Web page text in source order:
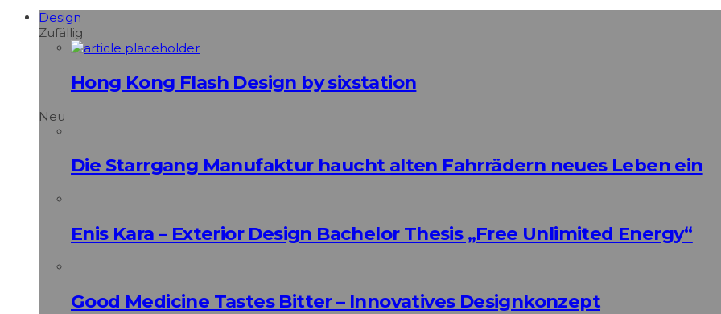
Design
Zufällig
Hong Kong Flash Design by sixstation
Neu
Die Starrgang Manufaktur haucht alten Fahrrädern neues Leben ein
Enis Kara – Exterior Design Bachelor Thesis „Free Unlimited Energy“
Good Medicine Tastes Bitter – Innovatives Designkonzept